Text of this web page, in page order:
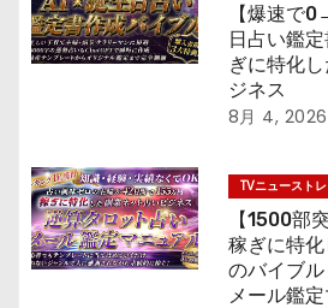
【爆速で
日占い鑑
ぎに特化
ジネス
8月 4, 2026
TVニュースト
【1500部
稼ぎに特
のバイブ
メール鑑